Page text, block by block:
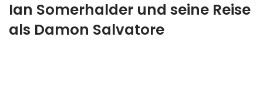
Ian Somerhalder und seine Reise
als Damon Salvatore